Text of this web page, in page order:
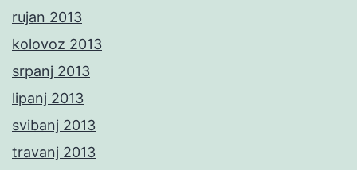
rujan 2013
kolovoz 2013
srpanj 2013
lipanj 2013
svibanj 2013
travanj 2013